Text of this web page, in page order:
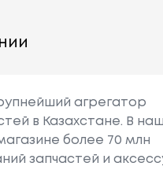
агрегатор
в Казахстане. В
более 70 млн
запчастей и